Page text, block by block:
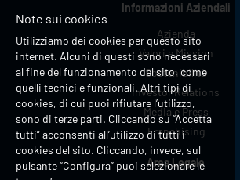
Informazioni Aziendali
Azienda
Valori e Mission
Sostenibilità
Investor Relations
Media e Press
Franchising
Area Legale
Note sui cookies
Utilizziamo dei cookies per questo sito
internet. Alcuni di questi sono necessari
al fine del funzionamento del sito, come
quelli tecnici e funzionali. Altri tipi di
cookies, di cui puoi rifiutare l’utilizzo,
sono di terze parti. Cliccando su “Accetta
tutti” acconsenti all’utilizzo di tutti i
cookies del sito. Cliccando, invece, sul
pulsante “Configura” puoi selezionare le